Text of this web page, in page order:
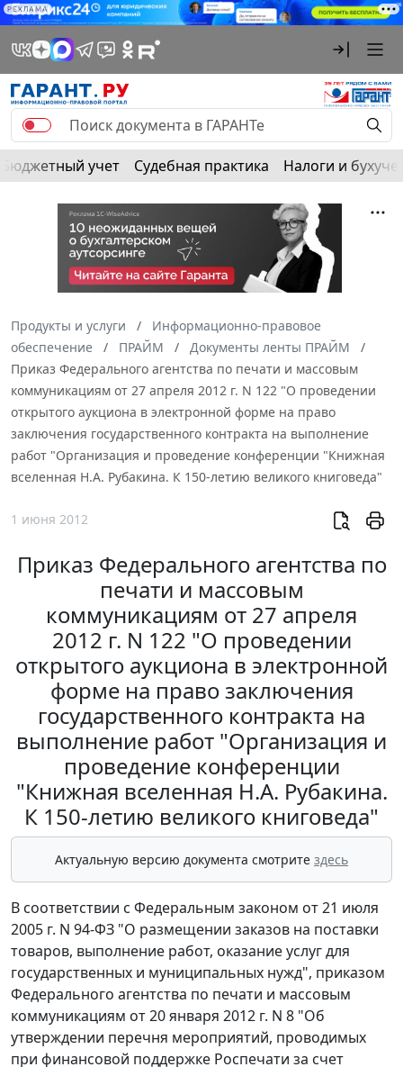
РЕКЛАМА
Бюджетный учет Судебная практика Налоги и
Продукты и услуги
Информационно-правовое
обеспечение
ПРАЙМ
Документы ленты ПРАЙМ
Приказ Федерального агентства по печати и массовым
коммуникациям от 27 апреля 2012 г. N 122 "О проведении
открытого аукциона в электронной форме на право
заключения государственного контракта на выполнение
работ "Организация и проведение конференции "Книжная
вселенная Н.А. Рубакина. К 150-летию великого книговеда"
1 июня 2012
Приказ Федерального агентства по
печати и массовым
коммуникациям от 27 апреля
2012 г. N 122 "О проведении
открытого аукциона в электронной
форме на право заключения
государственного контракта на
выполнение работ "Организация и
проведение конференции
"Книжная вселенная Н.А. Рубакина.
К 150-летию великого книговеда"
Актуальную версию документа смотрите здесь
В соответствии с Федеральным законом от 21 июля
2005 г. N 94-ФЗ "О размещении заказов на поставки
товаров, выполнение работ, оказание услуг для
государственных и муниципальных нужд", приказом
Федерального агентства по печати и массовым
коммуникациям от 20 января 2012 г. N 8 "Об
утверждении перечня мероприятий, проводимых
при финансовой поддержке Роспечати за счет